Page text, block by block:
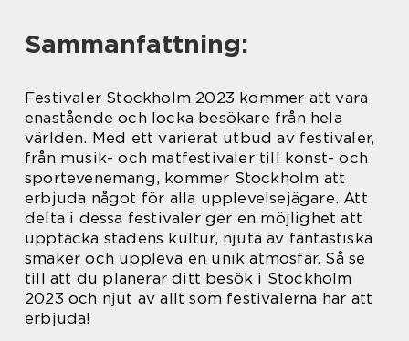
Sammanfattning:
Festivaler Stockholm 2023 kommer att vara
enastående och locka besökare från hela
världen. Med ett varierat utbud av festivaler,
från musik- och matfestivaler till konst- och
sportevenemang, kommer Stockholm att
erbjuda något för alla upplevelsejägare. Att
delta i dessa festivaler ger en möjlighet att
upptäcka stadens kultur, njuta av fantastiska
smaker och uppleva en unik atmosfär. Så se
till att du planerar ditt besök i Stockholm
2023 och njut av allt som festivalerna har att
erbjuda!